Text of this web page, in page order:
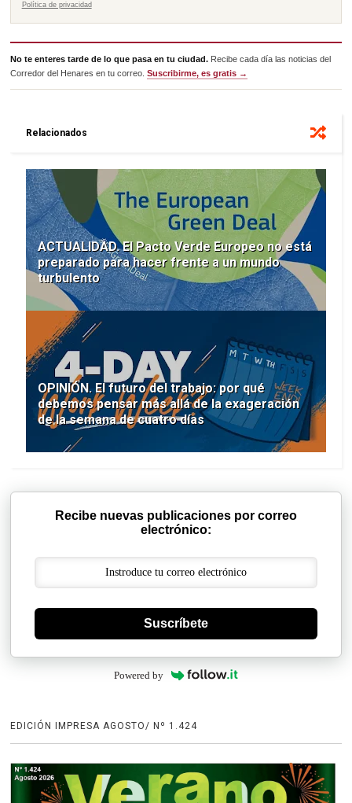
Política de privacidad
No te enteres tarde de lo que pasa en tu ciudad. Recibe cada día las noticias del
Corredor del Henares en tu correo.Suscribirme, es gratis →
Relacionados
ACTUALIDAD. El Pacto Verde Europeo no está
preparado para hacer frente a un mundo
turbulento
OPINIÓN. El futuro del trabajo: por qué
debemos pensar más allá de la exageración
de la semana de cuatro días
Recibe nuevas publicaciones por correo
electrónico:
Suscríbete
Powered by
EDICIÓN IMPRESA AGOSTO/ Nº 1.424